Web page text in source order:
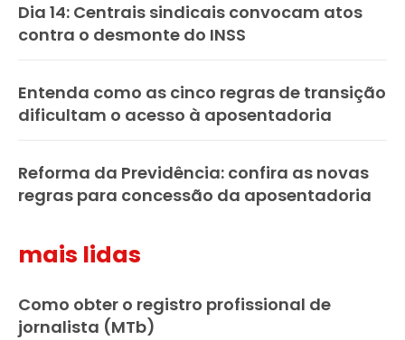
Dia 14: Centrais sindicais convocam atos
contra o desmonte do INSS
Entenda como as cinco regras de transição
dificultam o acesso à aposentadoria
Reforma da Previdência: confira as novas
regras para concessão da aposentadoria
mais lidas
Como obter o registro profissional de
jornalista (MTb)